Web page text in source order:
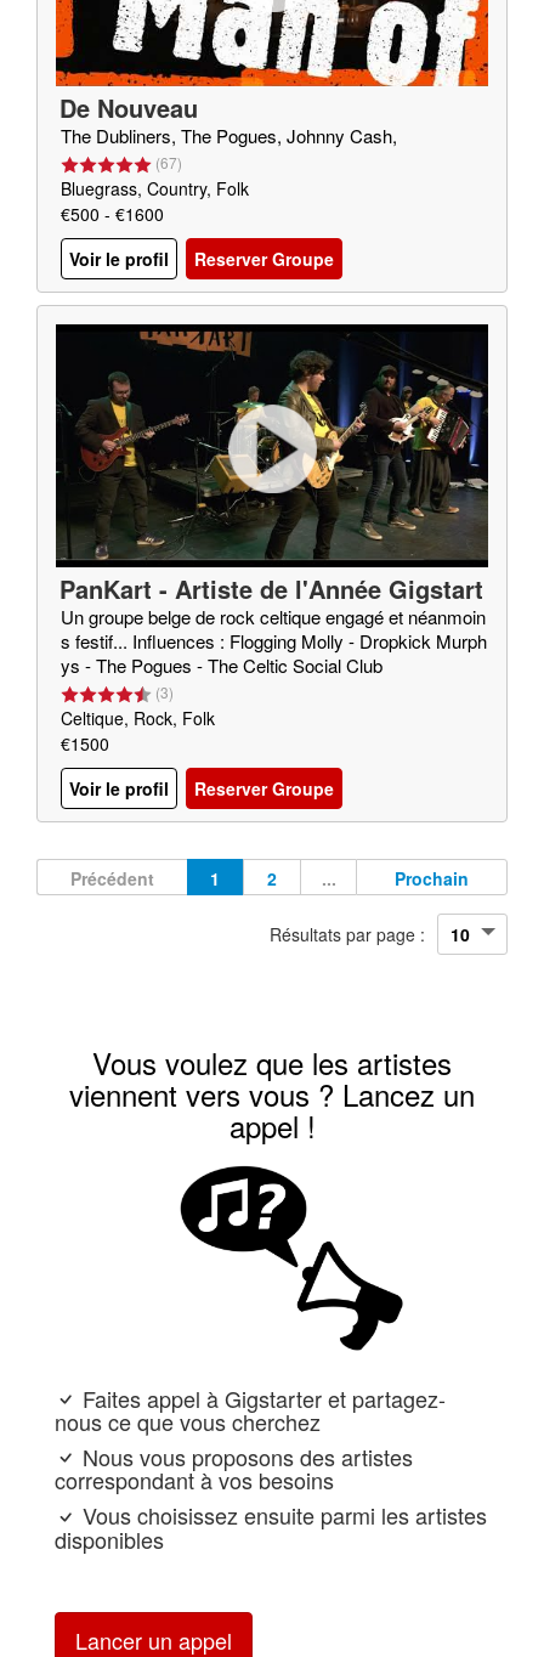
De Nouveau
The Dubliners, The Pogues, Johnny Cash,
(67)
Bluegrass, Country, Folk
€500 - €1600
Voir le profil
Reserver Groupe
PanKart - Artiste de l'Année Gigstart
er 2020
Un groupe belge de rock celtique engagé et néanmoin
s festif... Influences : Flogging Molly - Dropkick Murph
ys - The Pogues - The Celtic Social Club
(3)
Celtique, Rock, Folk
€1500
Voir le profil
Reserver Groupe
Précédent 1 2 ... Prochain
Résultats par page :
Vous voulez que les artistes
viennent vers vous ? Lancez un
appel !
Faites appel à Gigstarter et partagez-
nous ce que vous cherchez
Nous vous proposons des artistes
correspondant à vos besoins
Vous choisissez ensuite parmi les artistes
disponibles
Lancer un appel